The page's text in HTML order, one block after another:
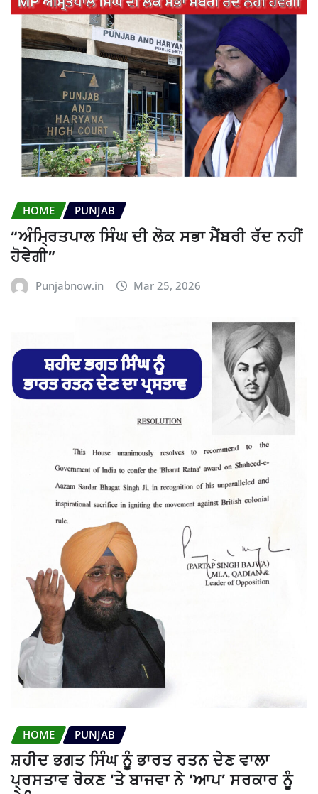
HOME PUNJAB
“ਅੰਮ੍ਰਿਤਪਾਲ ਸਿੰਘ ਦੀ ਲੋਕ ਸਭਾ ਮੈਂਬਰੀ ਰੱਦ ਨਹੀਂ
ਹੋਵੇਗੀ”
Punjabnow.in Mar 25, 2026
HOME PUNJAB
ਸ਼ਹੀਦ ਭਗਤ ਸਿੰਘ ਨੂੰ ਭਾਰਤ ਰਤਨ ਦੇਣ ਵਾਲਾ
ਪ੍ਰਸਤਾਵ ਰੋਕਣ ‘ਤੇ ਬਾਜਵਾ ਨੇ ‘ਆਪ’ ਸਰਕਾਰ ਨੂੰ